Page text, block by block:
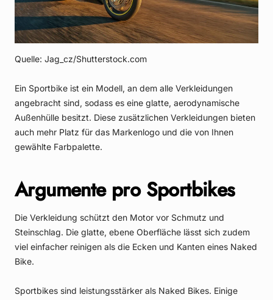
Quelle: Jag_cz/Shutterstock.com
Ein Sportbike ist ein Modell, an dem alle Verkleidungen
angebracht sind, sodass es eine glatte, aerodynamische
Außenhülle besitzt. Diese zusätzlichen Verkleidungen bieten
auch mehr Platz für das Markenlogo und die von Ihnen
gewählte Farbpalette.
Argumente pro Sportbikes
Die Verkleidung schützt den Motor vor Schmutz und
Steinschlag. Die glatte, ebene Oberfläche lässt sich zudem
viel einfacher reinigen als die Ecken und Kanten eines Naked
Bike.
Sportbikes sind leistungsstärker als Naked Bikes. Einige